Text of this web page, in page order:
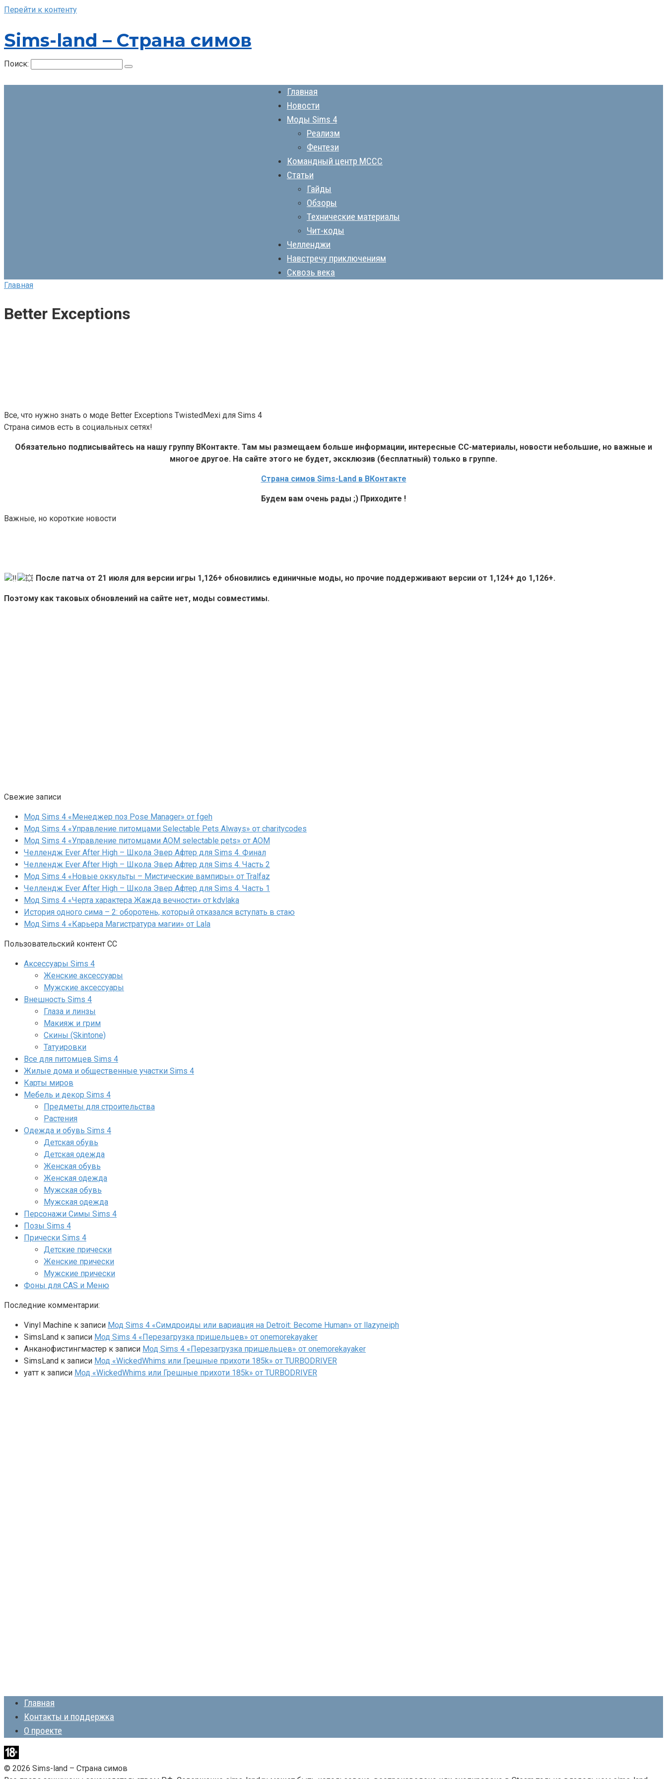
Перейти к контенту
Sims-land – Страна симов
Поиск:
Главная
Новости
Моды Sims 4
Реализм
Фентези
Командный центр MCCC
Статьи
Гайды
Обзоры
Технические материалы
Чит-коды
Челленджи
Навстречу приключениям
Сквозь века
Главная
Better Exceptions
Все, что нужно знать о моде Better Exceptions TwistedMexi для Sims 4
Страна симов есть в социальных сетях!
Обязательно подписывайтесь на нашу группу ВКонтакте. Там мы размещаем больше информации, интересные СС-материалы, новости небольшие, но важные и
многое другое. На сайте этого не будет, эксклюзив (бесплатный) только в группе.
Страна симов Sims-Land в ВКонтакте
Будем вам очень рады ;) Приходите !
Важные, но короткие новости
После патча от 21 июля для версии игры 1,126+ обновились единичные моды, но прочие поддерживают версии от 1,124+ до 1,126+.
Поэтому как таковых обновлений на сайте нет, моды совместимы.
Свежие записи
Мод Sims 4 «Менеджер поз Pose Manager» от fgeh
Мод Sims 4 «Управление питомцами Selectable Pets Always» от charitycodes
Мод Sims 4 «Управление питомцами AOM selectable pets» от AOM
Челлендж Ever After High – Школа Эвер Афтер для Sims 4. Финал
Челлендж Ever After High – Школа Эвер Афтер для Sims 4. Часть 2
Мод Sims 4 «Новые оккульты – Мистические вампиры» от Tralfaz
Челлендж Ever After High – Школа Эвер Афтер для Sims 4. Часть 1
Мод Sims 4 «Черта характера Жажда вечности» от kdvlaka
История одного сима – 2: оборотень, который отказался вступать в стаю
Мод Sims 4 «Карьера Магистратура магии» от Lala
Пользовательский контент СС
Аксессуары Sims 4
Женские аксессуары
Мужские аксессуары
Внешность Sims 4
Глаза и линзы
Макияж и грим
Скины (Skintone)
Татуировки
Все для питомцев Sims 4
Жилые дома и общественные участки Sims 4
Карты миров
Мебель и декор Sims 4
Предметы для строительства
Растения
Одежда и обувь Sims 4
Детская обувь
Детская одежда
Женская обувь
Женская одежда
Мужская обувь
Мужская одежда
Персонажи Симы Sims 4
Позы Sims 4
Прически Sims 4
Детские прически
Женские прически
Мужские прически
Фоны для CAS и Меню
Последние комментарии:
Vinyl Machine к записи Мод Sims 4 «Симдроиды или вариация на Detroit: Become Human» от llazyneiph
SimsLand к записи Мод Sims 4 «Перезагрузка пришельцев» от onemorekayaker
Анканофистингмастер к записи Мод Sims 4 «Перезагрузка пришельцев» от onemorekayaker
SimsLand к записи Мод «WickedWhims или Грешные прихоти 185k» от TURBODRIVER
yaтт к записи Мод «WickedWhims или Грешные прихоти 185k» от TURBODRIVER
Главная
Контакты и поддержка
О проекте
© 2026 Sims-land – Страна симов